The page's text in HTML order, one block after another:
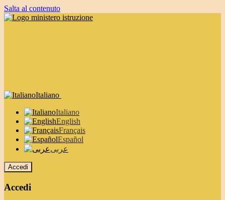
Salta al contenuto
Italiano
Italiano
English
Français
Español
عربى
Accedi
Accedi